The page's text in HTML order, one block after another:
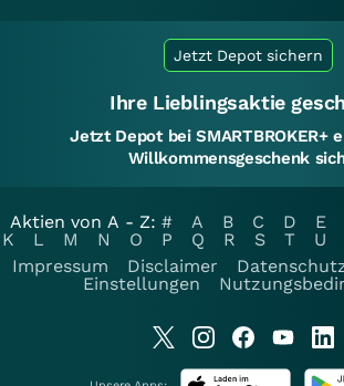
Jetzt Depot sichern
Ihre Lieblingsaktie
Jetzt Depot bei SMARTBROKER+
Willkommensgeschenk
Aktien von A - Z: # A B C D E
K
L M N O P Q R S T U
Impressum
Disclaimer
Einstellungen